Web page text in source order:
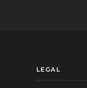
LEGAL